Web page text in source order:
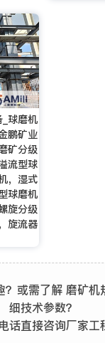
球磨机
鹏矿业
矿分级
流型球
，湿式
球磨机
旋分级
旋流器
？或需了解 磨矿机
细技术参数？
话直接咨询厂家工